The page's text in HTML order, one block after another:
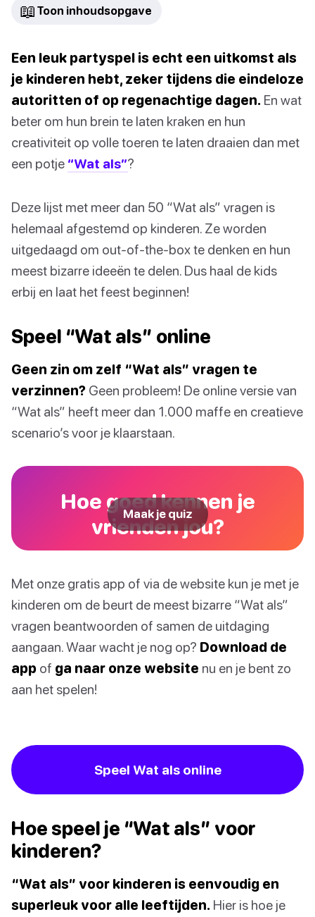
📖 Toon inhoudsopgave
Een leuk partyspel is echt een uitkomst als
je kinderen hebt, zeker tijdens die eindeloze
autoritten of op regenachtige dagen. En wat
beter om hun brein te laten kraken en hun
creativiteit op volle toeren te laten draaien dan met
een potje “Wat als”?
Deze lijst met meer dan 50 “Wat als” vragen is
helemaal afgestemd op kinderen. Ze worden
uitgedaagd om out-of-the-box te denken en hun
meest bizarre ideeën te delen. Dus haal de kids
erbij en laat het feest beginnen!
Speel “Wat als” online
Geen zin om zelf “Wat als” vragen te
verzinnen? Geen probleem! De online versie van
“Wat als” heeft meer dan 1.000 maffe en creatieve
scenario’s voor je klaarstaan.
Hoe goed kennen je
vrienden jou?
Maak je quiz
Met onze gratis app of via de website kun je met je
kinderen om de beurt de meest bizarre “Wat als”
vragen beantwoorden of samen de uitdaging
aangaan. Waar wacht je nog op? Download de
app of ga naar onze website nu en je bent zo
aan het spelen!
Speel Wat als online
Hoe speel je “Wat als” voor
kinderen?
“Wat als” voor kinderen is eenvoudig en
superleuk voor alle leeftijden. Hier is hoe je